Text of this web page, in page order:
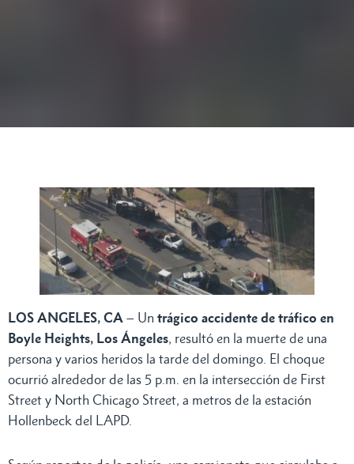
LOS ANGELES, CA – Un trágico accidente de tráfico en
Boyle Heights, Los Ángeles, resultó en la muerte de una
persona y varios heridos la tarde del domingo. El choque
ocurrió alrededor de las 5 p.m. en la intersección de First
Street y North Chicago Street, a metros de la estación
Hollenbeck del LAPD.